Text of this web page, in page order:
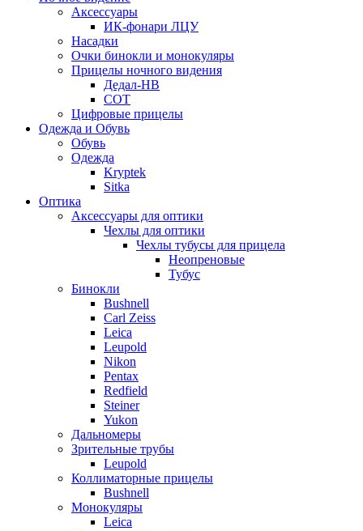
Аксессуары
ИК-фонари ЛЦУ
Насадки
Очки бинокли и монокуляры
Прицелы ночного видения
Дедал-НВ
СОТ
Цифровые прицелы
Одежда и Обувь
Обувь
Одежда
Kryptek
Sitka
Оптика
Аксессуары для оптики
Чехлы для оптики
Чехлы тубусы для прицела
Неопреновые
Тубус
Бинокли
Bushnell
Carl Zeiss
Leica
Leupold
Nikon
Pentax
Redfield
Steiner
Yukon
Дальномеры
Зрительные трубы
Leupold
Коллиматорные прицелы
Bushnell
Монокуляры
Leica